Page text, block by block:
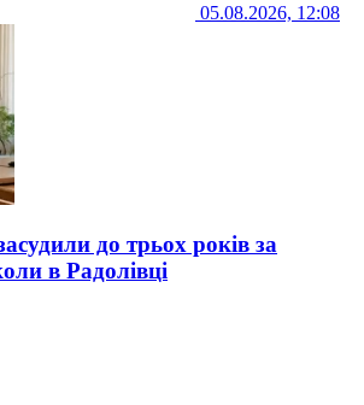
05.08.2026, 12:08
до трьох років за
в Радолівці